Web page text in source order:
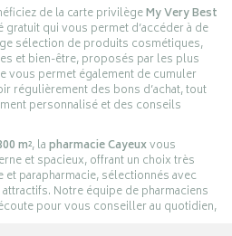
de la carte privilègeMy Very Best
qui vous permet d’accéder à de
sélection de produits cosmétiques,
et bien-être, proposés par les plus
vous permet également de cumuler
régulièrement des bons d’achat, tout
personnalisé et des conseils
m², lapharmacie Cayeuxvous
et spacieux, offrant un choix très
parapharmacie, sélectionnés avec
Notre équipe de pharmaciens
pour vous conseiller au quotidien,